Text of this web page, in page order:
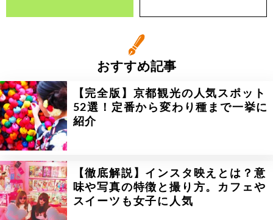
おすすめ記事
【完全版】京都観光の人気スポット
52選！定番から変わり種まで一挙に
紹介
【徹底解説】インスタ映えとは？意
味や写真の特徴と撮り方。カフェや
スイーツも女子に人気